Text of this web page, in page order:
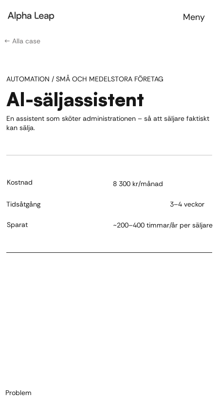
Meny
← Alla case
AUTOMATION / SMÅ OCH MEDELSTORA FÖRETAG
AI-säljassistent
En assistent som sköter administrationen – så att säljare faktiskt
kan sälja.
Kostnad 8 300 kr/månad
Tidsåtgång 3–4 veckor
Sparat ~200–400 timmar/år per säljare
Problem